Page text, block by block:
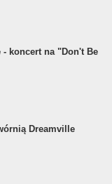
- koncert na "Don't Be
Dreamville